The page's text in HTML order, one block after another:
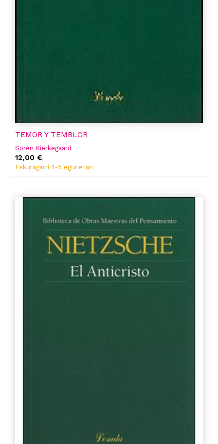
TEMOR Y TEMBLOR
Soren Kierkegaard
12,00 €
Eskuragarri 4-5 egunetan